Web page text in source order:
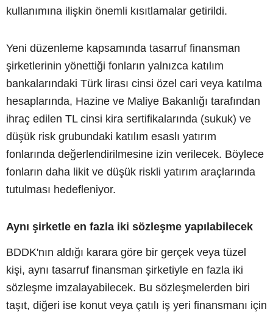
kullanımına ilişkin önemli kısıtlamalar getirildi.
Yeni düzenleme kapsamında tasarruf finansman
şirketlerinin yönettiği fonların yalnızca katılım
bankalarındaki Türk lirası cinsi özel cari veya katılma
hesaplarında, Hazine ve Maliye Bakanlığı tarafından
ihraç edilen TL cinsi kira sertifikalarında (sukuk) ve
düşük risk grubundaki katılım esaslı yatırım
fonlarında değerlendirilmesine izin verilecek. Böylece
fonların daha likit ve düşük riskli yatırım araçlarında
tutulması hedefleniyor.
Aynı şirketle en fazla iki sözleşme yapılabilecek
BDDK'nın aldığı karara göre bir gerçek veya tüzel
kişi, aynı tasarruf finansman şirketiyle en fazla iki
sözleşme imzalayabilecek. Bu sözleşmelerden biri
taşıt, diğeri ise konut veya çatılı iş yeri finansmanı için